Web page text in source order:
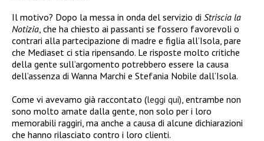
Il motivo? Dopo la messa in onda del servizio di Striscia la
Notizia , che ha chiesto ai passanti se fossero favorevoli o
contrari alla partecipazione di madre e figlia all’Isola, pare
che Mediaset ci stia ripensando. Le risposte molto critiche
della gente sull’argomento potrebbero essere la causa
dell’assenza di Wanna Marchi e Stefania Nobile dall’Isola.
Come vi avevamo già raccontato (leggi qui) , entrambe non
sono molto amate dalla gente, non solo per i loro
memorabili raggiri, ma anche a causa di alcune dichiarazioni
che hanno rilasciato contro i loro clienti.